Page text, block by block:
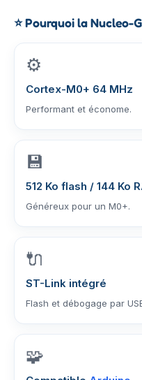
⭐Pourquoi la Nucleo-
⚙️
Cortex-M0+ 64 MHz
Performant et économe.
💾
512 Ko flash / 144 Ko
Généreux pour un M0+.
🔌
ST-Link intégré
Flash et débogage par
🧩